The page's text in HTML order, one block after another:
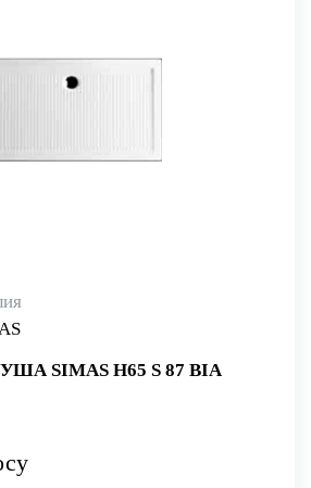
SIMAS H65 S 87 BIA